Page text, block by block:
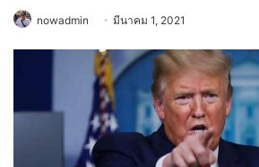
nowadmin มีนาคม 1, 2021